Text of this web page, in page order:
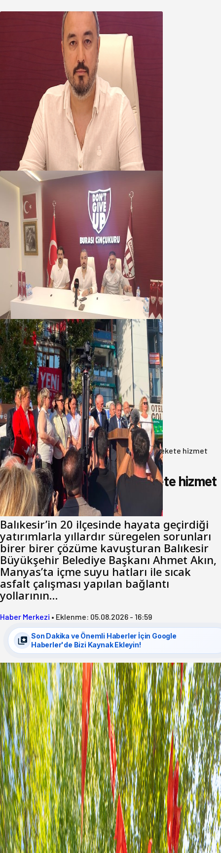
Oğuzbeyi’nden Balıkesirspor
yönetimine cevap : Herkes kendine
yakışanı yapar, buluttan nem
kapmayın!
07 Ağustos 2026
Oğuzbeyi : Transferlerde takımın
geleceğini, kulübün ekonomisini
düşündük
Yeni Parti Bandırma Teşkilatı kuruldu
06 Ağustos 2026
Anasayfa/Gündem/Akın: Benim derdim memlekete hizmet
hemşerim!
Akın: Benim derdim memlekete hizmet
hemşerim!
Balıkesir’in 20 ilçesinde hayata geçirdiği
yatırımlarla yıllardır süregelen sorunları
birer birer çözüme kavuşturan Balıkesir
Büyükşehir Belediye Başkanı Ahmet Akın,
Manyas’ta içme suyu hatları ile sıcak
asfalt çalışması yapılan bağlantı
yollarının…
Haber Merkezi • Eklenme: 05.08.2026 - 16:59
Son Dakika ve Önemli Haberler İçin Google
Haberler'de Bizi Kaynak Ekleyin!